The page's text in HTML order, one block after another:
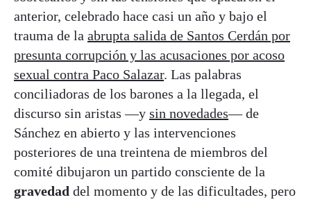
anterior, celebrado hace casi un año y bajo el
trauma de la abrupta salida de Santos Cerdán por
presunta corrupción y las acusaciones por acoso
sexual contra Paco Salazar. Las palabras
conciliadoras de los barones a la llegada, el
discurso sin aristas —y sin novedades— de
Sánchez en abierto y las intervenciones
posteriores de una treintena de miembros del
comité dibujaron un partido consciente de la
gravedad del momento y de las dificultades, pero